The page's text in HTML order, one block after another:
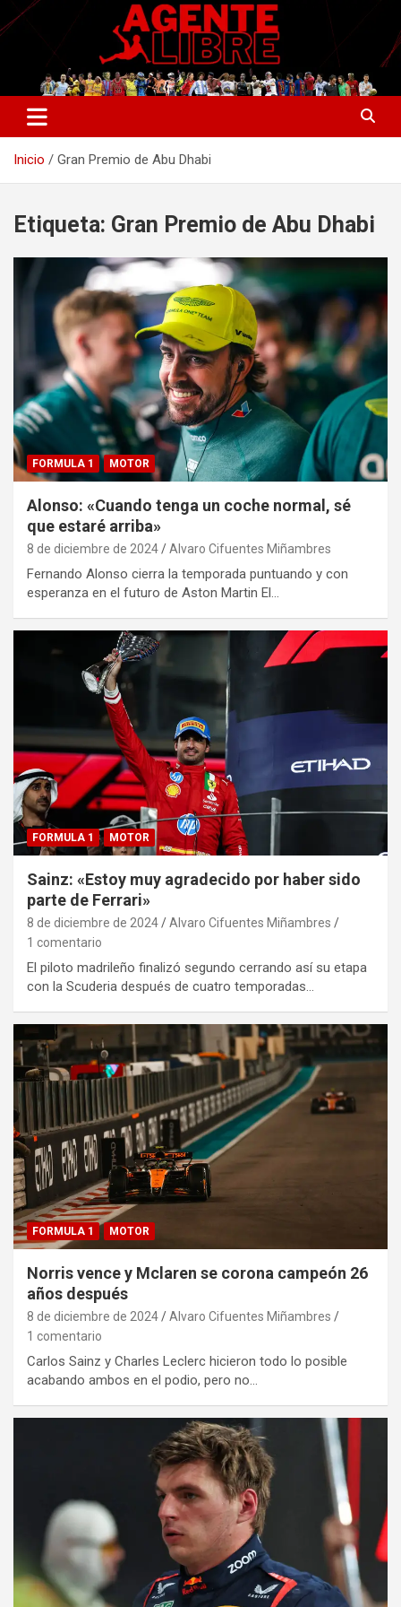
Saltar
al
Agente Libre Digital
La nueva generación del periodismo deportivo.
Inicio Gran Premio de Abu Dhabi
Etiqueta: Gran Premio de Abu Dhabi
FORMULA 1 MOTOR
Alonso: «Cuando tenga un coche normal, sé
que estaré arriba»
8 de diciembre de 2024 Alvaro Cifuentes Miñambres
Fernando Alonso cierra la temporada puntuando y con
esperanza en el futuro de Aston Martin El…
FORMULA 1 MOTOR
Sainz: «Estoy muy agradecido por haber sido
parte de Ferrari»
8 de diciembre de 2024
Alvaro Cifuentes Miñambres
1 comentario
El piloto madrileño finalizó segundo cerrando así su etapa
con la Scuderia después de cuatro temporadas…
FORMULA 1 MOTOR
Norris vence y Mclaren se corona campeón 26
años después
8 de diciembre de 2024
Alvaro Cifuentes Miñambres
1 comentario
Carlos Sainz y Charles Leclerc hicieron todo lo posible
acabando ambos en el podio, pero no…